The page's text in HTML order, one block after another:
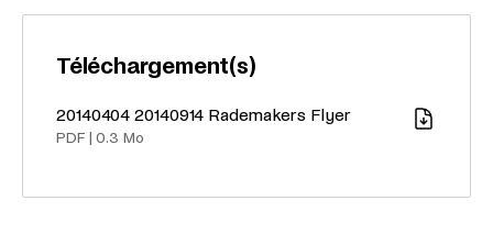
Téléchargement(s)
Télécharger
20140404 20140914 Rademakers Flyer
PDF 0.3 Mo